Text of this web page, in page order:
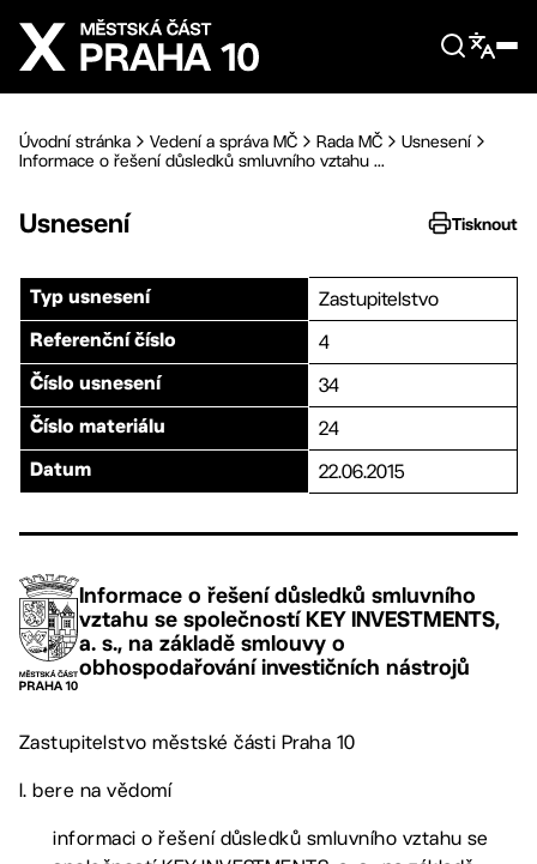
Přejít na hlavní obsah
Úvodní stránka Vedení a správa MČ Rada MČ
Usnesení
Informace o řešení důsledků smluvního vztahu ...
Usnesení Tisknout
Typ usnesení Zastupitelstvo
Referenční číslo 4
Číslo usnesení 34
Číslo materiálu 24
Datum 22.06.2015
Informace o řešení důsledků smluvního
vztahu se společností KEY INVESTMENTS,
a. s., na základě smlouvy o
obhospodařování investičních nástrojů
Zastupitelstvo městské části Praha 10
I. bere na vědomí
informaci o řešení důsledků smluvního vztahu se